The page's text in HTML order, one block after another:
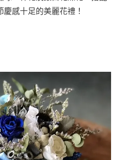
感十足的美麗花禮！